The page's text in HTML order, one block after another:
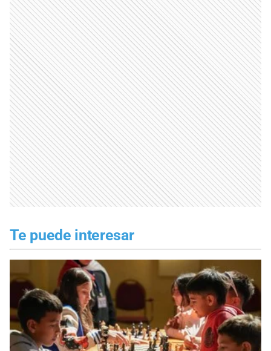
Te puede interesar